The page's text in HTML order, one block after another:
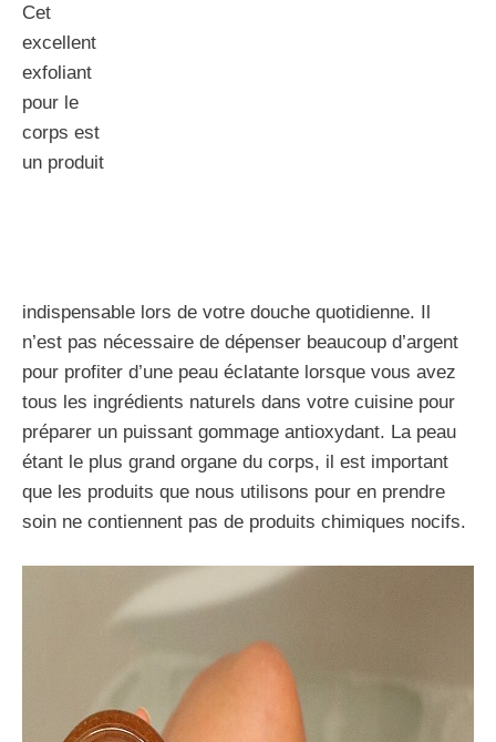
Cet
excellent
exfoliant
pour le
corps est
un produit
indispensable lors de votre douche quotidienne. Il
n’est pas nécessaire de dépenser beaucoup d’argent
pour profiter d’une peau éclatante lorsque vous avez
tous les ingrédients naturels dans votre cuisine pour
préparer un puissant gommage antioxydant. La peau
étant le plus grand organe du corps, il est important
que les produits que nous utilisons pour en prendre
soin ne contiennent pas de produits chimiques nocifs.